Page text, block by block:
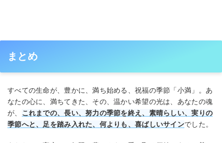
まとめ
すべての生命が、豊かに、満ち始める、祝福の季節「小満」。あ
なたの心に、満ちてきた、その、温かい希望の光は、あなたの魂
が、 これまでの、長い、努力の季節を終え、素晴らしい、実りの
季節へと、足を踏み入れた、何よりも、喜ばしいサインでした。